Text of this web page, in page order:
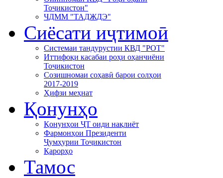
Тоҷикистон"
ЧДММ "ТАДЖДЭ"
Сиёсати иҷтимоӣ
Системаи тандурустии КВД "РОТ"
Иттифоқи касабаи роҳи оҳанчиёни
Тоҷикистон
Созишномаи соҳавӣ барои солҳои
2017-2019
Ҳифзи меҳнат
Қонунҳо
Қонунҳои ҶТ оиди нақлиёт
Фармонҳои Президенти
Ҷумҳурии Тоҷикистон
Қарорҳо
Тамос